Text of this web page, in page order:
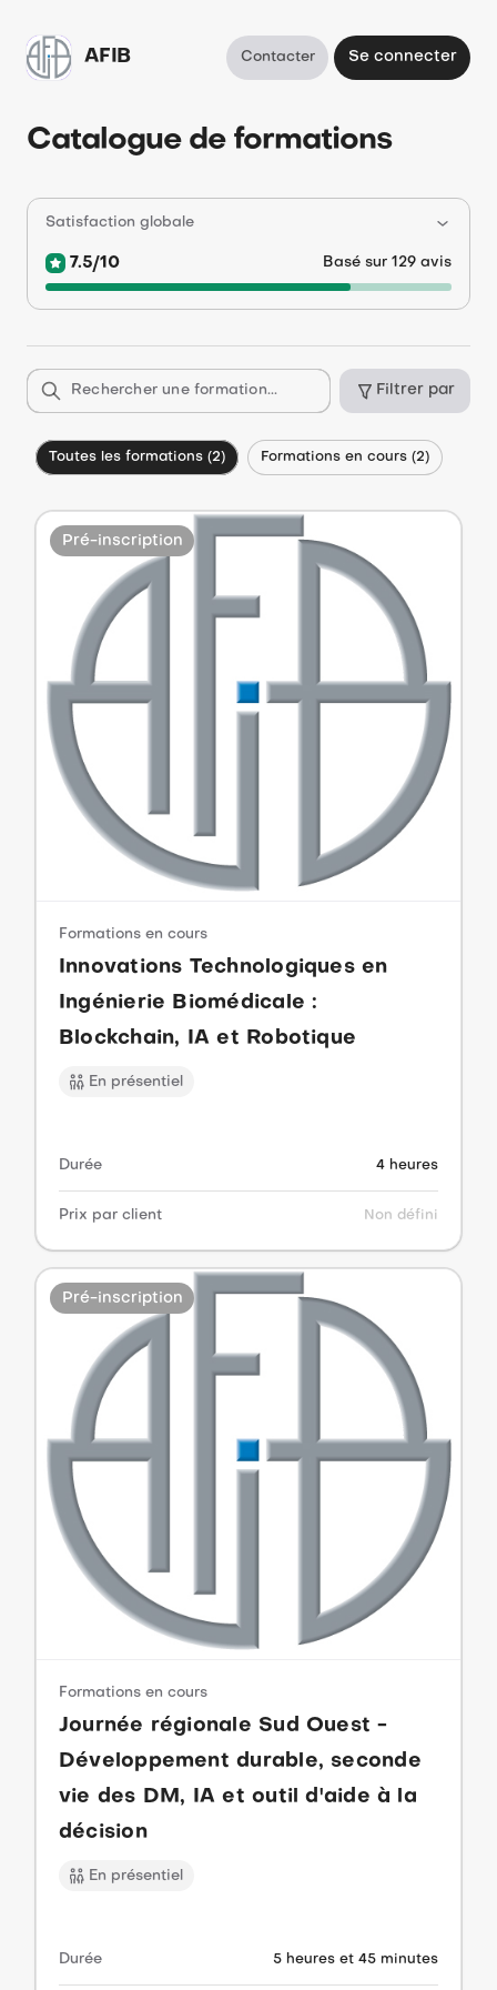
AFIB Contacter Se connecter
Catalogue de formations
Satisfaction globale
7.5/10 Basé sur 129 avis
Rechercher une formation... Filtrer par
Toutes les formations (2) Formations en cours (2)
Pré-inscription
Formations en cours
Innovations Technologiques en
Ingénierie Biomédicale :
Blockchain, IA et Robotique
En présentiel
Durée 4 heures
Prix par client Non défini
Pré-inscription
Formations en cours
Journée régionale Sud Ouest -
Développement durable, seconde
vie des DM, IA et outil d'aide à la
décision
En présentiel
Durée 5 heures et 45 minutes